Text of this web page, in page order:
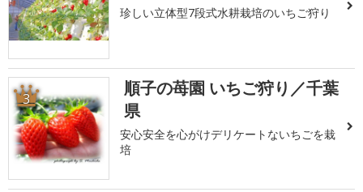
珍しい立体型7段式水耕栽培のいちご狩り
3
順子の苺園 いちご狩り／千葉
県
安心安全を心がけデリケートないちごを栽
培